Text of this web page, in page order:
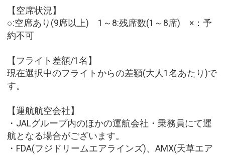
【空席状況】
○:空席あり(9席以上) 1～8:残席数(1～8席) ×：予
約不可
【フライト差額/1名】
現在選択中のフライトからの差額(大人1名あたり)で
す。
【運航航空会社】
・JALグループ内のほかの運航会社・乗務員にて運
航となる場合がございます。
・FDA(フジドリームエアラインズ)、AMX(天草エア